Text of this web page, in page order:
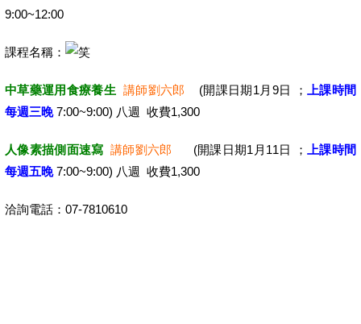
9:00~12:00
課程名稱：
中草藥運用食療養生 講師劉六郎 (開課日期1月9日 ；
上課時間
每週三晚7:00~9:00) 八週 收費1,300
人像素描側面速寫講師劉六郎 (開課日期1月11日 ；
上課時間
每週五晚7:00~9:00) 八週 收費1,300
洽詢電話：07-7810610